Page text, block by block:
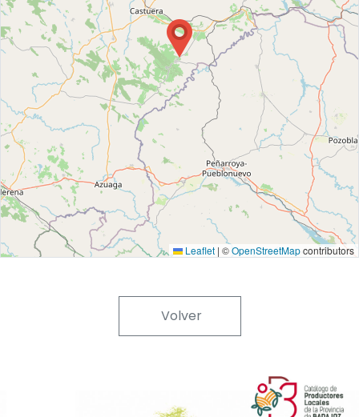
Leaflet | ©OpenStreetMapcontributors
Volver